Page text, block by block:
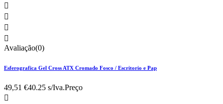




Avaliação(0)
Esferografica Gel Cross ATX Cromado Fosco / Escritorio e Pap
49,51 €40.25 s/Iva.Preço
